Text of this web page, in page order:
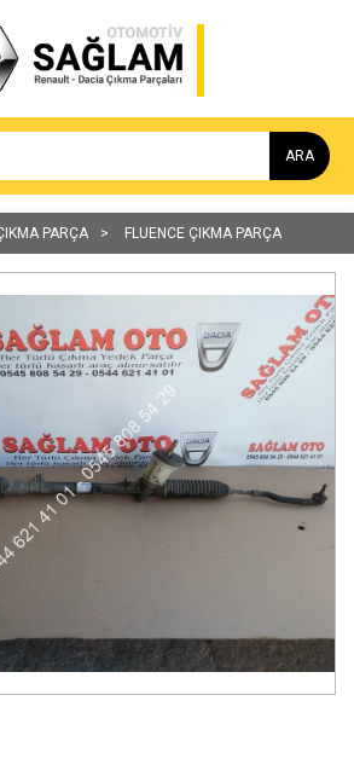
ARA
PARÇA FLUENCE ÇIKMA PARÇA